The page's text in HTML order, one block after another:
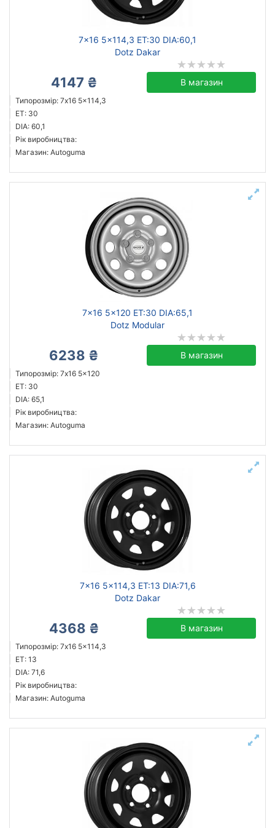
7x16 5x114,3 ET:30 DIA:60,1
Dotz Dakar
4147 ₴ В магазин
Типорозмір: 7x16 5x114,3
ET: 30
DIA: 60,1
Рік виробництва:
Магазин: Autoguma
7x16 5x120 ET:30 DIA:65,1
Dotz Modular
6238 ₴ В магазин
Типорозмір: 7x16 5x120
ET: 30
DIA: 65,1
Рік виробництва:
Магазин: Autoguma
7x16 5x114,3 ET:13 DIA:71,6
Dotz Dakar
4368 ₴ В магазин
Типорозмір: 7x16 5x114,3
ET: 13
DIA: 71,6
Рік виробництва:
Магазин: Autoguma